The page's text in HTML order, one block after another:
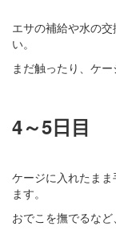
エサの補給や水の
い。
まだ触ったり、ケ
4～5日目
ケージに入れたま
ます。
おでこを撫でるなど